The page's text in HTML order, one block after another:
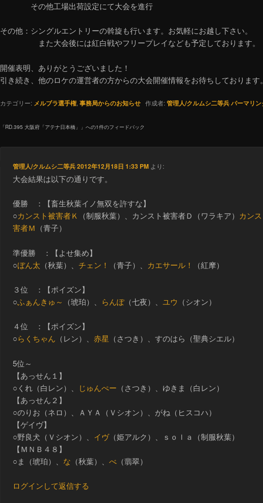
その他工場出荷設定にて大会を進行
その他：シングルエントリーの斡旋も行います。お気軽にお越し下さい。
また大会後には紅白戦やフリープレイなども予定しております。
開催表明、ありがとうございました！
引き続き、他のロケの運営者の方からの大会開催情報をお待ちしております
カテゴリー: メルブラ選手権, 事務局からのお知らせ作成者:管理人/クルムシ二等兵パーマリン
「RD.395 大阪府「アテナ日本橋」 」への1件のフィードバック
管理人/クルムシ二等兵2012年12月18日 1:33 PM より:
大会結果は以下の通りです。
優勝 ：【畜生秋葉イノ無双を許すな】
○カンスト被害者Ｋ （制服秋葉）、カンスト被害者Ｄ（ワラキア） カン
害者Ｍ （青子）
準優勝 ：【よせ集め】
○ぼん太 （秋葉）、チェン！ （青子）、 カエサール！ （紅摩）
３位 ：【ポイズン】
○ふぁんきゅ～ （琥珀）、 らんぽ（七夜）、 ユウ （シオン）
４位 ：【ポイズン】
○らくちゃん （レン）、赤星 （さつき）、すのはら（聖典シエル）
5位～
【あっせん１】
○くれ（白レン）、
じゅんぺー （さつき）、ゆきま（白レン）
【あっせん２】
○のりお（ネロ）、ＡＹＡ（Ｖシオン）、がね（ヒスコハ）
【ゲイヴ】
○野良犬（Ｖシオン）、 イヴ（姫アルク）、ｓｏｌａ（制服秋葉）
【ＭＮＢ４８】
○ま（琥珀）、 な （秋葉）、べ （翡翠）
ログインして返信する